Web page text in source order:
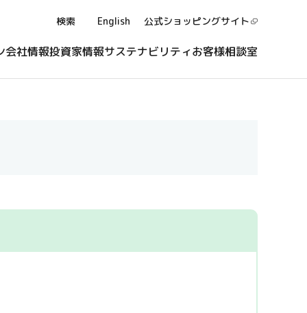
検索 English 公式ショッピングサイト
会社情報投資家情報サステナビリティお客様相談室